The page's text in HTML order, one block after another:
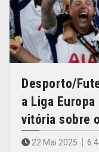
Desporto/
a Liga
vitória sobre
22 Mai 2025